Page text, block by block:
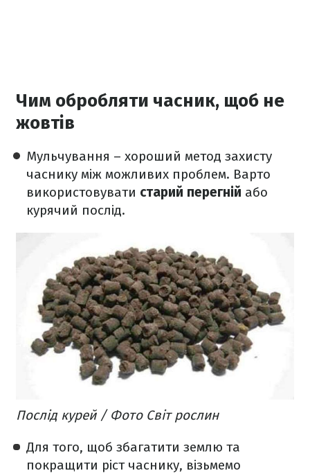
Чим обробляти часник, щоб не
жовтів
Мульчування – хороший метод захисту
часнику між можливих проблем. Варто
використовувати старий перегній або
курячий послід.
Послід курей / Фото Світ рослин
Для того, щоб збагатити землю та
покращити ріст часнику, візьмемо